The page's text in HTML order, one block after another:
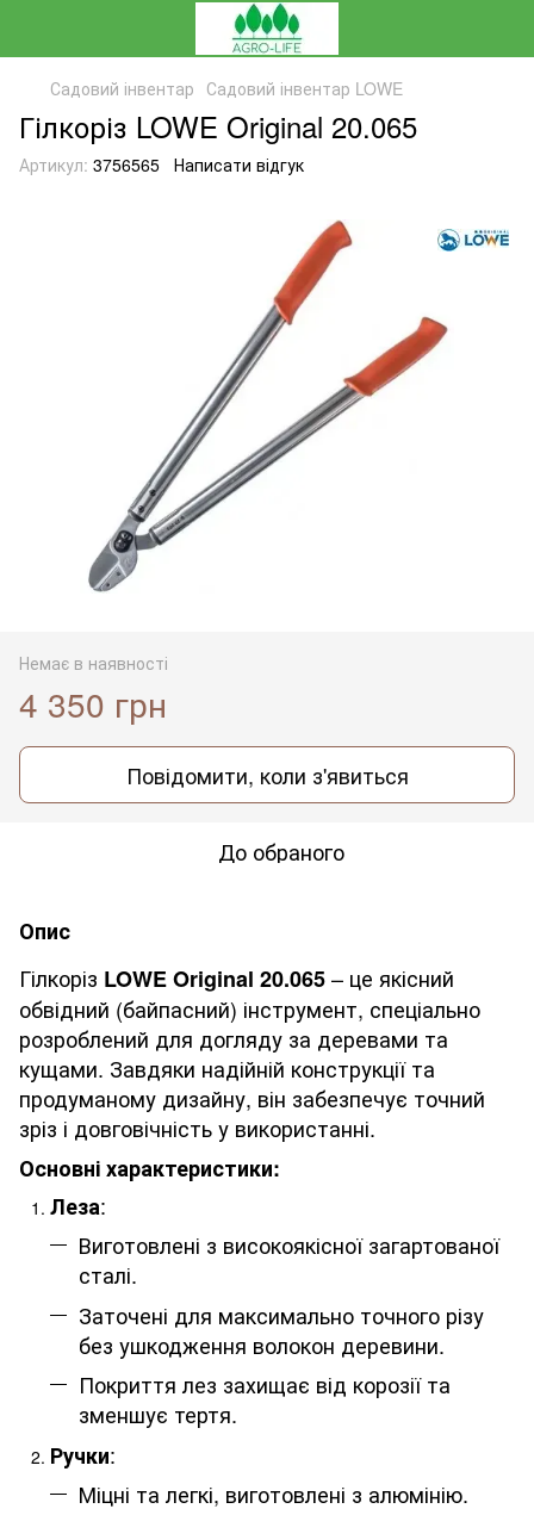
Садовий інвентар Садовий інвентар LOWE
Гілкоріз LOWE Original 20.065
Артикул: 3756565 Написати відгук
Немає в наявності
4 350 грн
Повідомити, коли з'явиться
До обраного
Опис
Гілкоріз LOWE Original 20.065– це якісний
обвідний (байпасний) інструмент, спеціально
розроблений для догляду за деревами та
кущами. Завдяки надійній конструкції та
продуманому дизайну, він забезпечує точний
зріз і довговічність у використанні.
Основні характеристики:
Леза:
Виготовлені з високоякісної загартованої
сталі.
Заточені для максимально точного різу
без ушкодження волокон деревини.
Покриття лез захищає від корозії та
зменшує тертя.
Ручки:
Міцні та легкі, виготовлені з алюмінію.